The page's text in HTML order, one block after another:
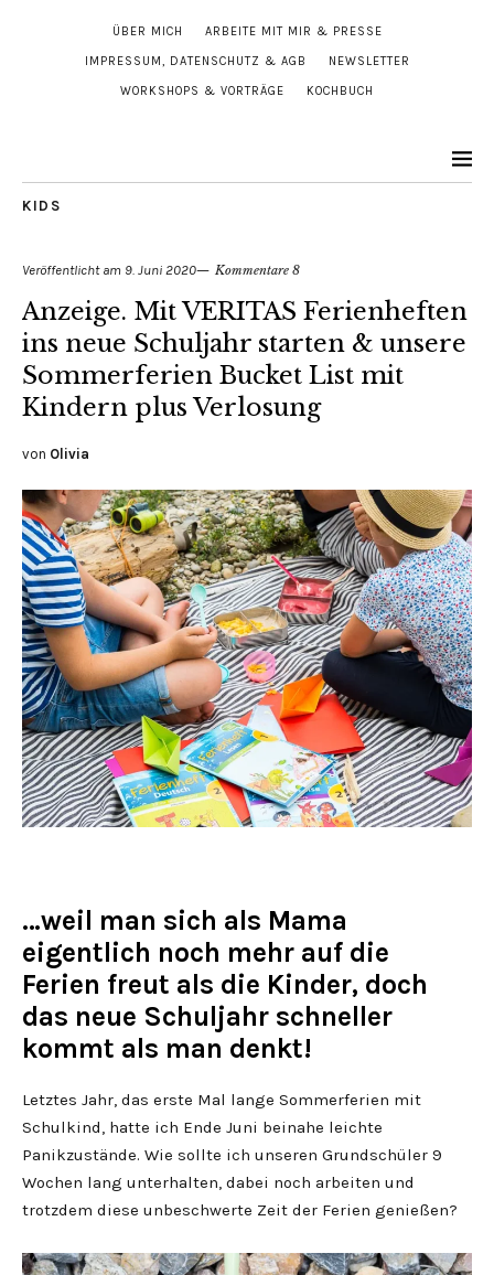
ÜBER MICH ARBEITE MIT MIR & PRESSE
IMPRESSUM, DATENSCHUTZ & AGB NEWSLETTER
WORKSHOPS & VORTRÄGE KOCHBUCH
KIDS
Veröffentlicht am 9. Juni 2020 Kommentare 8
Anzeige. Mit VERITAS Ferienheften
ins neue Schuljahr starten & unsere
Sommerferien Bucket List mit
Kindern plus Verlosung
von Olivia
…weil man sich als Mama
eigentlich noch mehr auf die
Ferien freut als die Kinder, doch
das neue Schuljahr schneller
kommt als man denkt!
Letztes Jahr, das erste Mal lange Sommerferien mit
Schulkind, hatte ich Ende Juni beinahe leichte
Panikzustände. Wie sollte ich unseren Grundschüler 9
Wochen lang unterhalten, dabei noch arbeiten und
trotzdem diese unbeschwerte Zeit der Ferien genießen?